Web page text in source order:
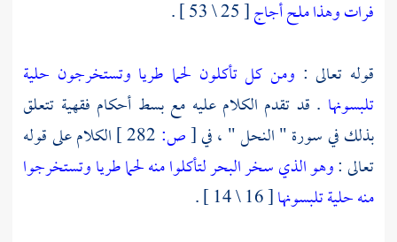
فرات وهذا ملح أجاج[ 25 \ 53 ] .
قوله تعالى : ومن كل تأكلون لحما طريا وتستخرجون حلية
تلبسونها . قد تقدم الكلام عليه مع بسط أحكام فقهية تتعلق
بذلك في سورة " النحل " ، في[ص:
الكلام على قوله
تعالى :وهو الذي سخر البحر لتأكلوا منه لحما طريا وتستخرجوا
منه حلية تلبسونها[ 16 \ 14 ] .